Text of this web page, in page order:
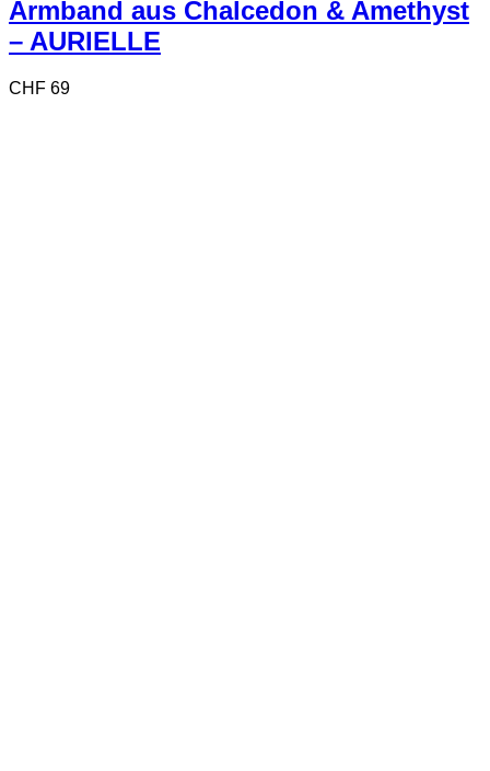
Armband aus Chalcedon & Amethyst
– AURIELLE
CHF 69